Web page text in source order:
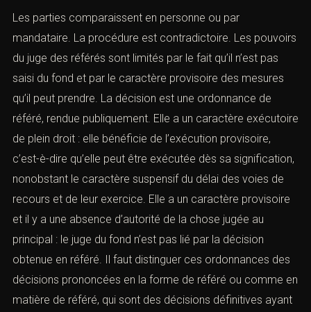
Les parties comparaissent en personne ou par
mandataire. La procédure est contradictoire. Les pouvoirs
du juge des référés sont limités par le fait qu’il n’est pas
saisi du fond et par le caractère provisoire des mesures
qu’il peut prendre. La décision est une ordonnance de
référé, rendue publiquement. Elle a un caractère exécutoire
de plein droit : elle bénéficie de l’exécution provisoire,
c’est-è-dire qu’elle peut être exécutée dès sa signification,
nonobstant le caractère suspensif du délai des voies de
recours et de leur exercice. Elle a un caractère provisoire
et il y a une absence d’autorité de la chose jugée au
principal : le juge du fond n’est pas lié par la décision
obtenue en référé. Il faut distinguer ces ordonnances des
décisions prononcées en la forme de référé ou comme en
matière de référé, qui sont des décisions définitives ayant